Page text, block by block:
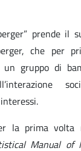
prende il
che per
gruppo di
la prima volta
Manual of